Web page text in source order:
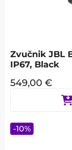
Zvučnik JBL
IP67, Black
549,00 €
-10%